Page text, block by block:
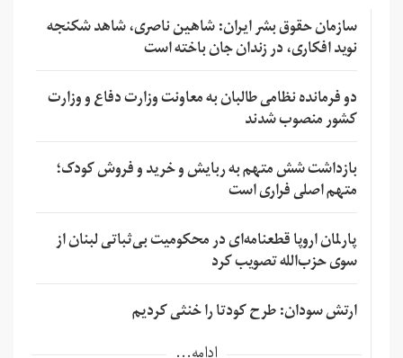
سازمان حقوق بشر ایران: شاهین ناصری، شاهد شکنجه
نوید افکاری، در زندان جان باخته است
دو فرمانده نظامی طالبان به معاونت وزارت دفاع و وزارت
کشور منصوب شدند
بازداشت شش متهم به ربایش و خرید و فروش کودک؛
متهم اصلی فراری است
پارلمان اروپا قطعنامه‌ای در محکومیت بی‌ثباتی لبنان از
سوی حزب‌الله تصویب کرد
ارتش سودان: طرح کودتا را خنثی کردیم